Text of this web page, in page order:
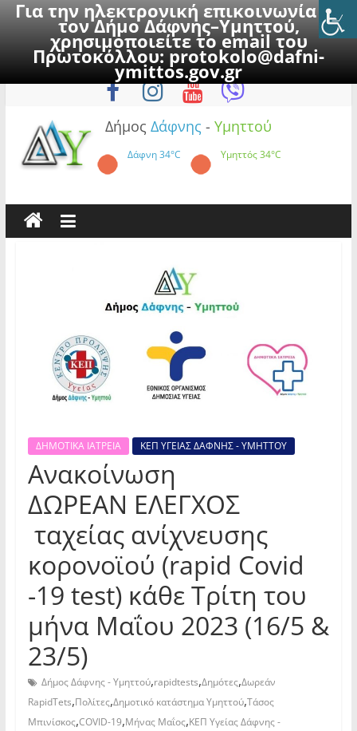
Για την ηλεκτρονική επικοινωνία με
τον Δήμο Δάφνης–Υμηττού,
χρησιμοποιείτε το email του
Πρωτοκόλλου:protokolo@dafni-
ymittos.gov.gr
to
Παρασκευή, 7 Αυγούστου 2026
Δήμος Δάφνης - Υμηττού
Δάφνη34°C Υμηττός34°C
ΔΗΜΟΤΙΚΑ ΙΑΤΡΕΙΑ ΚΕΠ ΥΓΕΙΑΣ ΔΑΦΝΗΣ - ΥΜΗΤΤΟΥ
Ανακοίνωση
ΔΩΡΕΑΝ ΕΛΕΓΧΟΣ
ταχείας ανίχνευσης
κορονοϊού (rapid Covid
-19 test) κάθε Τρίτη του
μήνα Μαΐου 2023 (16/5 &
23/5)
Δήμος Δάφνης - Υμηττού,rapidtests,Δημότες,Δωρεάν
RapidTets,Πολίτες,Δημοτικό κατάστημα Υμηττού,Τάσος
Μπινίσκος,COVID-19,Μήνας Μαΐος,ΚΕΠ Υγείας Δάφνης -